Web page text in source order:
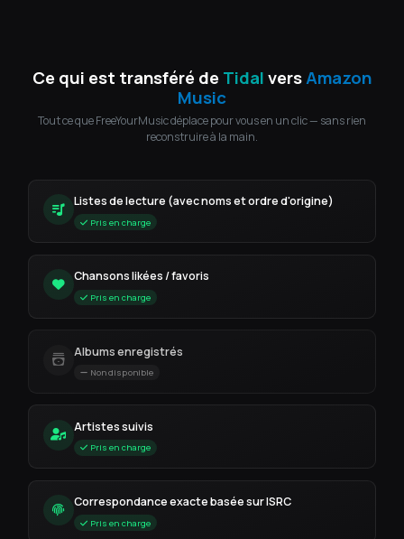
Ce qui est transféré de TidalversAmazon
Music
Tout ce que FreeYourMusic déplace pour vous en un clic — sans rien
reconstruire à la main.
Listes de lecture (avec noms et ordre d'origine)
Pris en charge
Chansons likées / favoris
Pris en charge
Albums enregistrés
Non disponible
Artistes suivis
Pris en charge
Correspondance exacte basée sur ISRC
Pris en charge